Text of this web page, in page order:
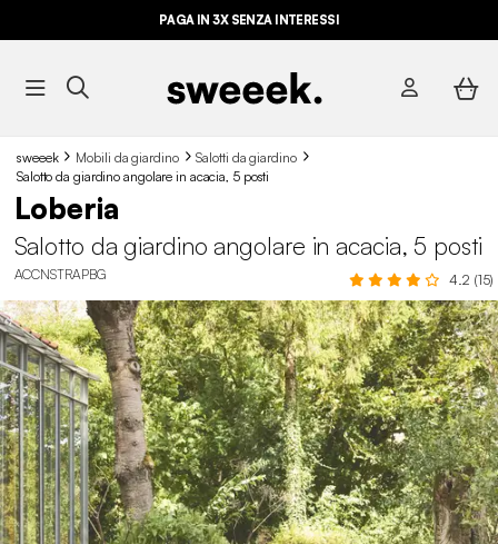
PAGA IN 3X SENZA INTERESSI
sweeek Mobili da giardino
Salotti da giardino
Salotto da giardino angolare in acacia, 5 posti
Loberia
Salotto da giardino angolare in acacia, 5 posti
ACCNSTRAPBG 4.2 (15)